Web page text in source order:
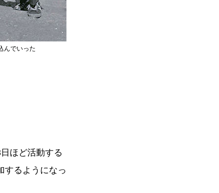
んでいった
ほど活動する
するようになっ